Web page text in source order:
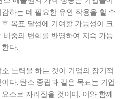
하는 데 필요한 유인 작용을 할 수
목표 달성에 기여할 가능성이 크
비중의 변화를 반영하여 지속 가능
다.
노력을 하는 것이 기업의 장기적
다. 탄소 중립과 같은 목표는 기업
소로 자리잡을 것이며, 이와 함께